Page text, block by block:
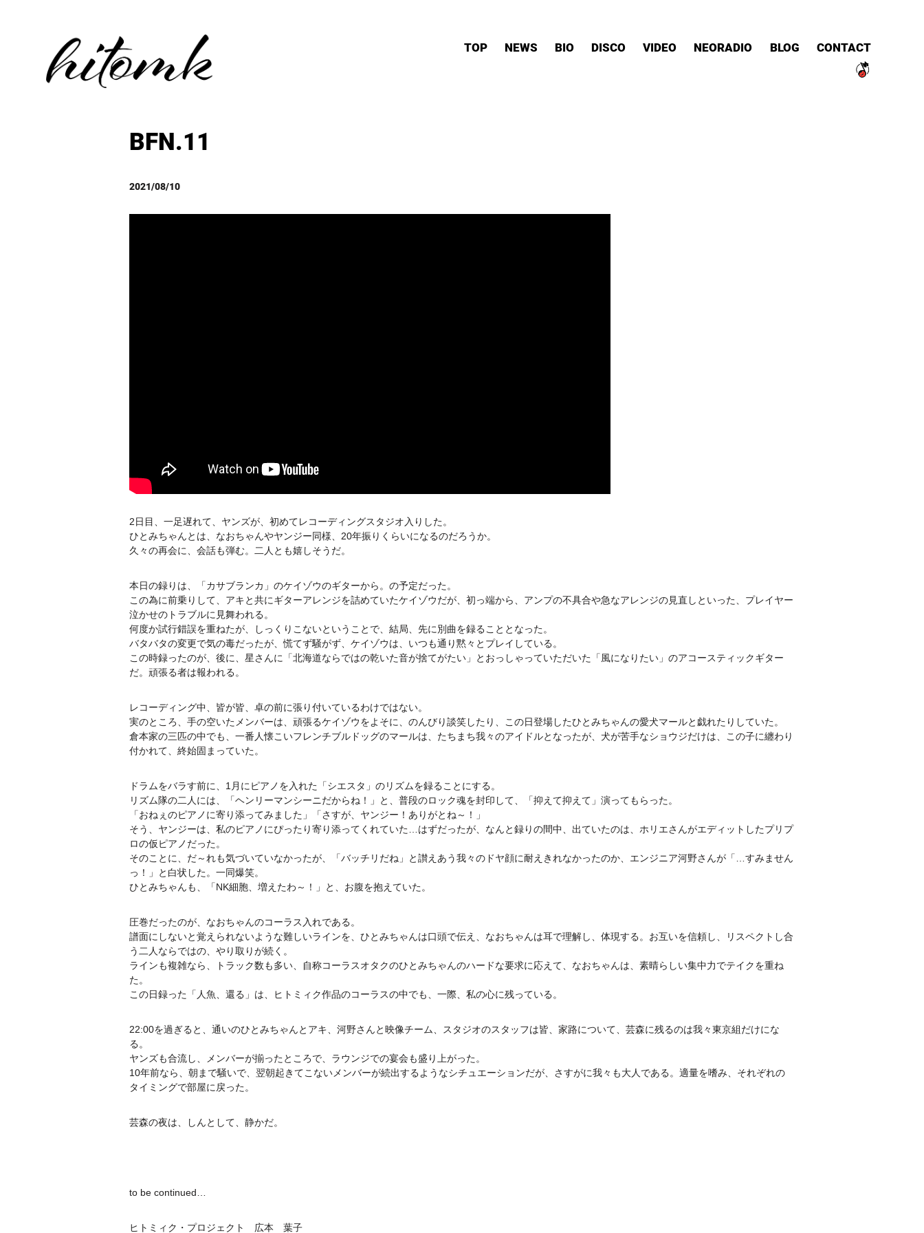
TOP NEWS BIO DISCO VIDEO NEORADIO BLOG CONTACT
BFN.11
2021/08/10
2日目、一足遅れて、ヤンズが、初めてレコーディングスタジオ入りした。
ひとみちゃんとは、なおちゃんやヤンジー同様、20年振りくらいになるのだろうか。
久々の再会に、会話も弾む。二人とも嬉しそうだ。
本日の録りは、「カサブランカ」のケイゾウのギターから。の予定だった。
この為に前乗りして、アキと共にギターアレンジを詰めていたケイゾウだが、初っ端から、アンプの不具合や急なアレンジの見直しといった、プレイヤー
泣かせのトラブルに見舞われる。
何度か試行錯誤を重ねたが、しっくりこないということで、結局、先に別曲を録ることとなった。
バタバタの変更で気の毒だったが、慌てず騒がず、ケイゾウは、いつも通り黙々とプレイしている。
この時録ったのが、後に、星さんに「北海道ならではの乾いた音が捨てがたい」とおっしゃっていただいた「風になりたい」のアコースティックギター
だ。頑張る者は報われる。
レコーディング中、皆が皆、卓の前に張り付いているわけではない。
実のところ、手の空いたメンバーは、頑張るケイゾウをよそに、のんびり談笑したり、この日登場したひとみちゃんの愛犬マールと戯れたりしていた。
倉本家の三匹の中でも、一番人懐こいフレンチブルドッグのマールは、たちまち我々のアイドルとなったが、犬が苦手なショウジだけは、この子に纏わり
付かれて、終始固まっていた。
ドラムをバラす前に、1月にピアノを入れた「シエスタ」のリズムを録ることにする。
リズム隊の二人には、「ヘンリーマンシーニだからね！」と、普段のロック魂を封印して、「抑えて抑えて」演ってもらった。
「おねぇのピアノに寄り添ってみました」「さすが、ヤンジー！ありがとね～！」
そう、ヤンジーは、私のピアノにぴったり寄り添ってくれていた…はずだったが、なんと録りの間中、出ていたのは、ホリエさんがエディットしたプリプ
ロの仮ピアノだった。
そのことに、だ～れも気づいていなかったが、「バッチリだね」と讃えあう我々のドヤ顔に耐えきれなかったのか、エンジニア河野さんが「…すみません
っ！」と白状した。一同爆笑。
ひとみちゃんも、「NK細胞、増えたわ～！」と、お腹を抱えていた。
圧巻だったのが、なおちゃんのコーラス入れである。
譜面にしないと覚えられないような難しいラインを、ひとみちゃんは口頭で伝え、なおちゃんは耳で理解し、体現する。お互いを信頼し、リスペクトし合
う二人ならではの、やり取りが続く。
ラインも複雑なら、トラック数も多い、自称コーラスオタクのひとみちゃんのハードな要求に応えて、なおちゃんは、素晴らしい集中力でテイクを重ね
た。
この日録った「人魚、還る」は、ヒトミィク作品のコーラスの中でも、一際、私の心に残っている。
22:00を過ぎると、通いのひとみちゃんとアキ、河野さんと映像チーム、スタジオのスタッフは皆、家路について、芸森に残るのは我々東京組だけにな
る。
ヤンズも合流し、メンバーが揃ったところで、ラウンジでの宴会も盛り上がった。
10年前なら、朝まで騒いで、翌朝起きてこないメンバーが続出するようなシチュエーションだが、さすがに我々も大人である。適量を嗜み、それぞれの
タイミングで部屋に戻った。
芸森の夜は、しんとして、静かだ。
to be continued…
ヒトミィク・プロジェクト 広本 葉子